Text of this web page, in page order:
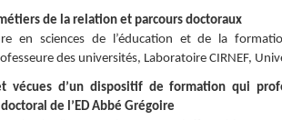
de la relation et parcours doctoraux
en sciences de l’éducation et de la
des universités, Laboratoire CIRNEF,
vécues d’un dispositif de formation qui
de l’ED Abbé Grégoire